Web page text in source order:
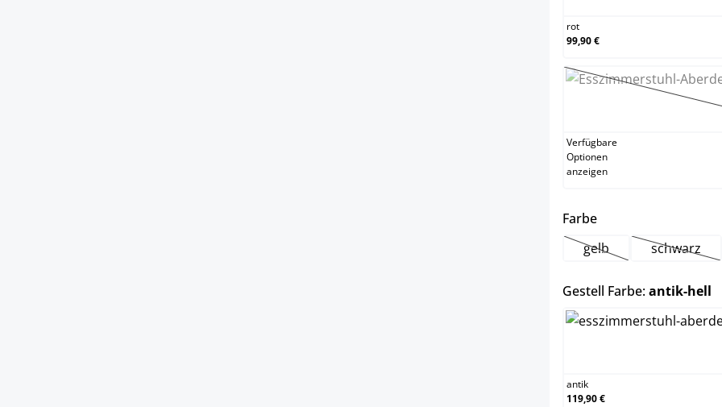
rot
99,90 €
Verfügbare
Optionen
anzeigen
Farbeauswählen
gelb(Diese Option ist
schwarz
(Diese
Gestell Farbe:antik-hell
antik
119,90 €